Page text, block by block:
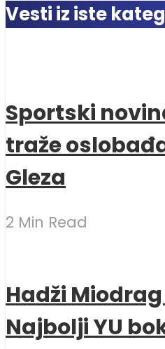
Vesti iz iste
Sportski
traže
Gleza
2 Min Read
Hadži
Najbolji YU